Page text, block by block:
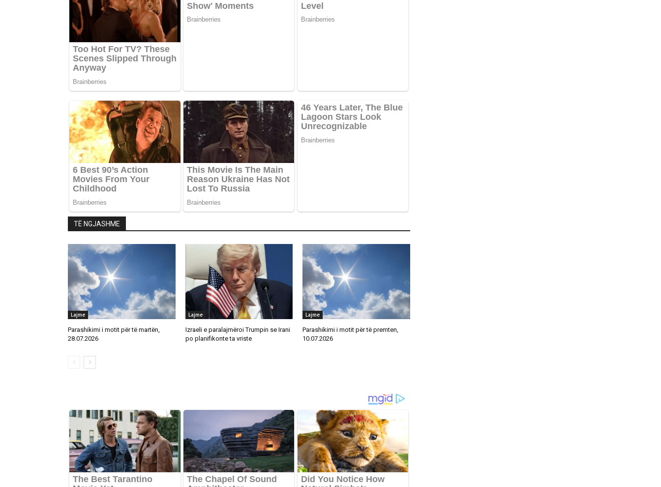
TË NGJASHME
Lajme
Parashikimi i motit për të martën,
28.07.2026
Lajme
Izraeli e paralajmëroi Trumpin se Irani
po planifikonte ta vriste
Lajme
Parashikimi i motit për të premten,
10.07.2026